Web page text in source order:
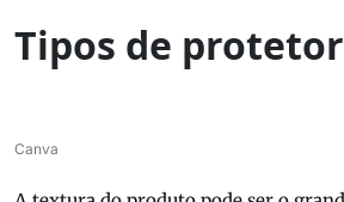
Tipos de
Canva